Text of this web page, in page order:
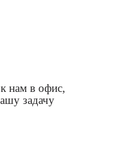
нам в офис,
задачу